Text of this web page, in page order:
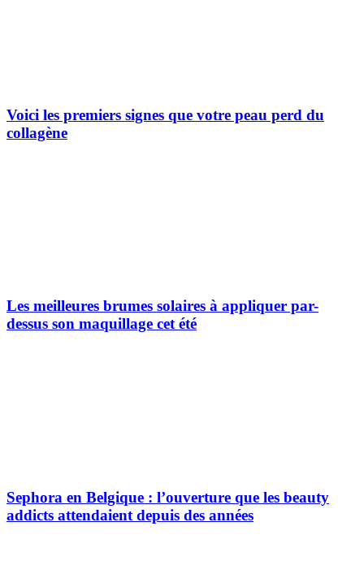
Voici les premiers signes que votre peau perd du
collagène
Les meilleures brumes solaires à appliquer par-
dessus son maquillage cet été
Sephora en Belgique : l’ouverture que les beauty
addicts attendaient depuis des années